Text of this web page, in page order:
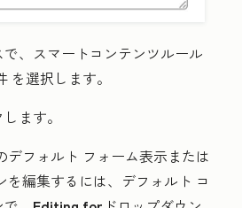
、スマートコンテンツルール
を選択します。
ます。
デフォルト フォーム表示または
編集するには、 デフォルト コ